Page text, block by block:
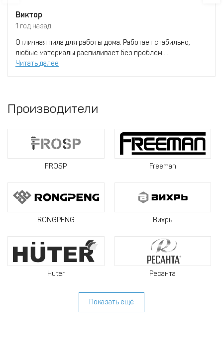
Виктор
1 год назад
Отличная пила для работы дома. Работает стабильно,
любые материалы распиливает без проблем....
Читать далее
Производители
FROSP Freeman
RONGPENG Вихрь
Huter Ресанта
Показать ещё